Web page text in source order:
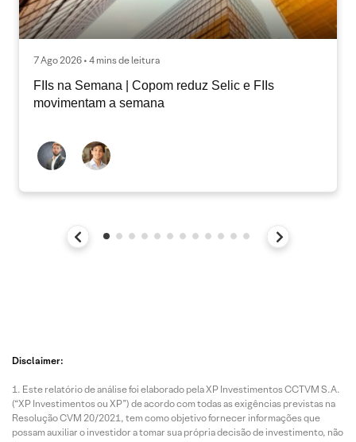
7 Ago 2026 • 4 mins de leitura
FIIs na Semana | Copom reduz Selic e FIIs
movimentam a semana
Disclaimer:
Este relatório de análise foi elaborado pela XP Investimentos CCTVM S.A.
(“XP Investimentos ou XP”) de acordo com todas as exigências previstas na
Resolução CVM 20/2021, tem como objetivo fornecer informações que
possam auxiliar o investidor a tomar sua própria decisão de investimento, não